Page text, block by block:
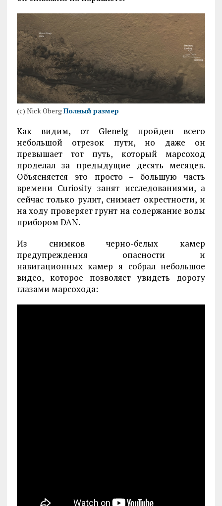
(с) Nick ObergПолный размер
Как видим, от Glenelg пройден всего
небольшой отрезок пути, но даже он
превышает тот путь, который марсоход
проделал за предыдущие десять месяцев.
Объясняется это просто – большую часть
времени Curiosity занят исследованиями, а
сейчас только рулит, снимает окрестности, и
на ходу проверяет грунт на содержание воды
прибором DAN.
Из снимков черно-белых камер
предупреждения опасности и
навигационных камер я собрал небольшое
видео, которое позволяет увидеть дорогу
глазами марсохода: